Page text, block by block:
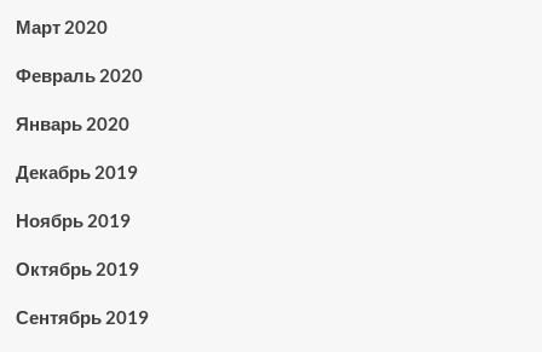
Март 2020
Февраль 2020
Январь 2020
Декабрь 2019
Ноябрь 2019
Октябрь 2019
Сентябрь 2019